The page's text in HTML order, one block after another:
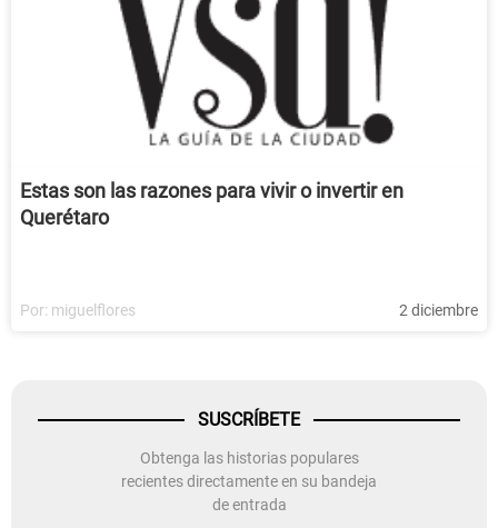
Estas son las razones para vivir o invertir en
Querétaro
Por: miguelflores 2 diciembre
SUSCRÍBETE
Obtenga las historias populares
recientes directamente en su bandeja
de entrada